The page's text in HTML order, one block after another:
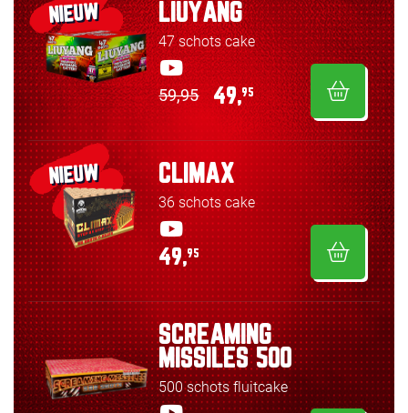
NIEUW LIUYANG
47 schots cake
59,95 49,95
NIEUW CLIMAX
36 schots cake
49,95
SCREAMING
MISSILES 500
500 schots fluitcake